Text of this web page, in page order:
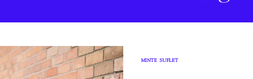
MINTE SUFLET